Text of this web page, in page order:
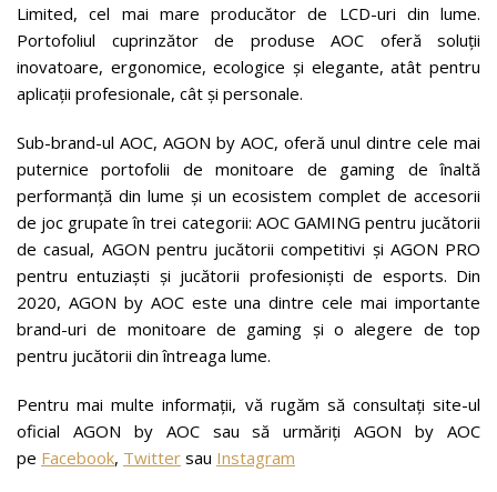
Limited, cel mai mare producător de LCD-uri din lume.
Portofoliul cuprinzător de produse AOC oferă soluții
inovatoare, ergonomice, ecologice și elegante, atât pentru
aplicații profesionale, cât și personale.
Sub-brand-ul AOC, AGON by AOC, oferă unul dintre cele mai
puternice portofolii de monitoare de gaming de înaltă
performanță din lume și un ecosistem complet de accesorii
de joc grupate în trei categorii: AOC GAMING pentru jucătorii
de casual, AGON pentru jucătorii competitivi și AGON PRO
pentru entuziaști și jucătorii profesioniști de esports. Din
2020, AGON by AOC este una dintre cele mai importante
brand-uri de monitoare de gaming și o alegere de top
pentru jucătorii din întreaga lume.
Pentru mai multe informații, vă rugăm să consultați site-ul
oficial AGON by AOC sau să urmăriți AGON by AOC
pe Facebook, Twitter sau Instagram